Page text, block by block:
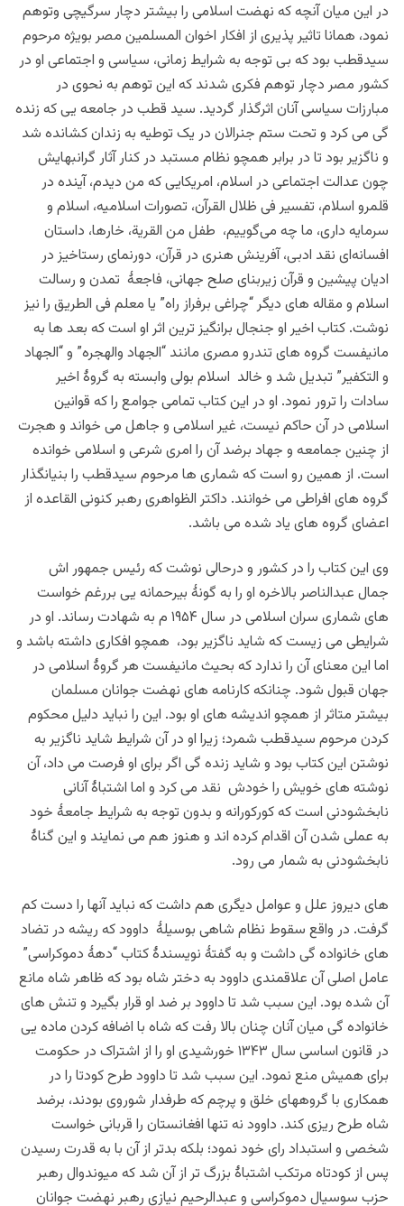
در این میان آنچه که نهضت اسلامی را بیشتر دچار سرگیچی وتوهم
نمود، همانا تاثیر پذیری از افکار اخوان المسلمین مصر بویژه مرحوم
سیدقطب بود که بی توجه به شرایط زمانی، سیاسی و اجتماعی او در
کشور مصر دچار توهم فکری شدند که این توهم به نحوی در
مبارزات سیاسی آنان اثرگذار گردید. سید قطب در جامعه یی که زنده
گی می کرد و تحت ستم جنرالان در یک توطیه به زندان کشانده شد
و ناگزیر بود تا در برابر همچو نظام مستبد در کنار آثار گرانبهایش
چون عدالت اجتماعی در اسلام، امریکایی که من دیدم، آینده در
قلمرو اسلام، تفسیر فی ظلال القرآن، تصورات اسلامیه، اسلام و
سرمایه داری، ما چه می‌گوییم، طفل من القریة، خارها، داستان
افسانه‌ای نقد ادبی، آفرینش هنری در قرآن، دورنمای رستاخیز در
ادیان پیشین و قرآن زیربنای صلح جهانی، فاجعۀ تمدن و رسالت
اسلام و مقاله های دیگر “چراغی برفراز راه” یا معلم فی الطریق را نیز
نوشت. کتاب اخیر او جنجال برانگیز ترین اثر او است که بعد ها به
مانیفست گروه های تندرو مصری مانند “الجهاد والهجره” و “الجهاد
و التکفیر” تبدیل شد و خالد اسلام بولی وابسته به گروۀ اخیر
سادات را ترور نمود. او در این کتاب تمامی جوامع را که قوانین
اسلامی در آن حاکم نیست، غیر اسلامی و جاهل می خواند و هجرت
از چنین جمامعه و جهاد برضد آن را امری شرعی و اسلامی خوانده
است. از همین رو است که شماری ها مرحوم سیدقطب را بنیانگذار
گروه های افراطی می خوانند. داکتر الظواهری رهبر کنونی القاعده از
اعضای گروه های یاد شده می باشد.
وی این کتاب را در کشور و درحالی نوشت که رئیس جمهور اش
جمال عبدالناصر بالاخره او را به گونۀ بیرحمانه یی بررغم خواست
های شماری سران اسلامی در سال ۱۹۵۴ م به شهادت رساند. او در
شرایطی می زیست که شاید ناگزیر بود، همچو افکاری داشته باشد و
اما این معنای آن را ندارد که بحیث مانیفست هر گروۀ اسلامی در
جهان قبول شود. چنانکه کارنامه های نهضت جوانان مسلمان
بیشتر متاثر از همچو اندیشه های او بود. این را نباید دلیل محکوم
کردن مرحوم سیدقطب شمرد؛ زیرا او در آن شرایط شاید ناگزیر به
نوشتن این کتاب بود و شاید زنده گی اگر برای او فرصت می داد، آن
نوشته های خویش را خودش نقد می کرد و اما اشتباۀ آنانی
نابخشودنی است که کورکورانه و بدون توجه به شرایط جامعۀ خود
به عملی شدن آن اقدام کرده اند و هنوز هم می نمایند و این گناۀ
نابخشودنی به شمار می رود.
های دیروز علل و عوامل دیگری هم داشت که نباید آنها را دست کم
گرفت. در واقع سقوط نظام شاهی بوسیلۀ داوود که ریشه در تضاد
های خانواده گی داشت و به گفتۀ نویسندۀ کتاب “دهۀ دموکراسی”
عامل اصلی آن علاقمندی داوود به دختر شاه بود که ظاهر شاه مانع
آن شده بود. این سبب شد تا داوود بر ضد او قرار بگیرد و تنش های
خانواده گی میان آنان چنان بالا رفت که شاه با اضافه کردن ماده یی
در قانون اساسی سال ۱۳۴۳ خورشیدی او را از اشتراک در حکومت
برای همیش منع نمود. این سبب شد تا داوود طرح کودتا را در
همکاری با گروههای خلق و پرچم که طرفدار شوروی بودند، برضد
شاه طرح ریزی کند. داوود نه تنها افغانستان را قربانی خواست
شخصی و استبداد رای خود نمود؛ بلکه بدتر از آن با به قدرت رسیدن
پس از کودتاه مرتکب اشتباۀ بزرگ تر از آن شد که میوندوال رهبر
حزب سوسیال دموکراسی و عبدالرحیم نیازی رهبر نهضت جوانان